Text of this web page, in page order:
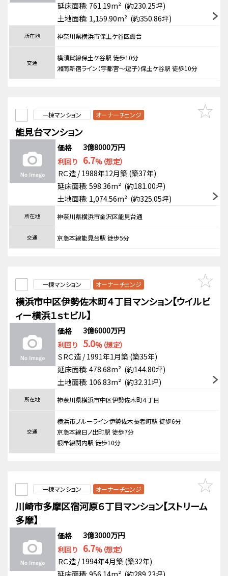
延床面積: 761.19m² (約230.25坪)
土地面積: 1,159.90m² (約350.86坪)
所在地 神奈川県横浜市保土ケ谷区霞台
交通
横須賀線保土ケ谷駅 徒歩10分
湘南新宿ライン（宇都宮～逗子）保土ケ谷駅 徒歩10分
一棟マンション オーナーチェンジ
能見台マンション
価格
3億8000万円
利回り 6.7%（想定）
ＲＣ造 / 1988年12月築 (築37年)
延床面積: 598.36m² (約181.00坪)
土地面積: 1,074.56m² (約325.05坪)
所在地 神奈川県横浜市金沢区能見台通
交通 京急本線能見台駅 徒歩5分
一棟マンション オーナーチェンジ
横浜市中区伊勢佐木町４丁目マンション【ウイルビ
ィー横浜１ｓｔビル】
価格
3億6000万円
利回り 5.0%（想定）
ＳＲＣ造 / 1991年1月築 (築35年)
延床面積: 478.68m² (約144.80坪)
土地面積: 106.83m² (約32.31坪)
所在地 神奈川県横浜市中区伊勢佐木町４丁目
交通
横浜市ブルーライン伊勢佐木長者町駅 徒歩6分
京急本線日ノ出町駅 徒歩7分
根岸線関内駅 徒歩10分
一棟マンション オーナーチェンジ
川崎市多摩区宿河原６丁目マンション【ストリーム
多摩】
価格
3億3000万円
利回り 6.7%（想定）
ＲＣ造 / 1994年4月築 (築32年)
延床面積: 956.14m² (約289.23坪)